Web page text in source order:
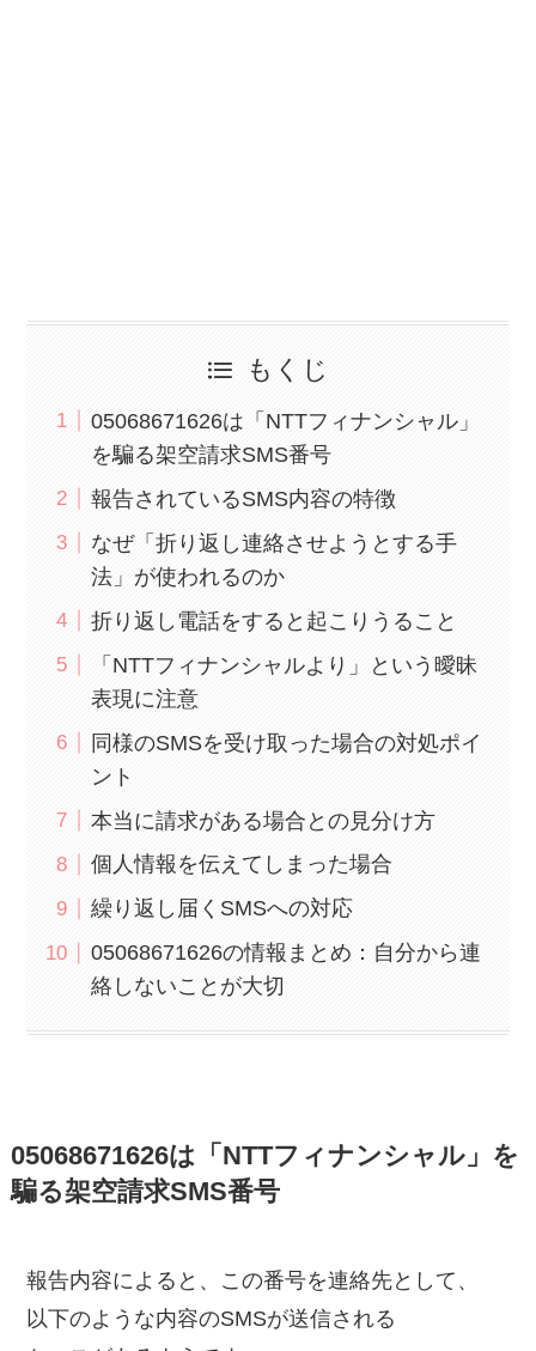
もくじ
05068671626は「NTTフィナンシャル」
を騙る架空請求SMS番号
報告されているSMS内容の特徴
なぜ「折り返し連絡させようとする手
法」が使われるのか
折り返し電話をすると起こりうること
「NTTフィナンシャルより」という曖昧
表現に注意
同様のSMSを受け取った場合の対処ポイ
ント
本当に請求がある場合との見分け方
個人情報を伝えてしまった場合
繰り返し届くSMSへの対応
05068671626の情報まとめ：自分から連
絡しないことが大切
05068671626は「NTTフィナンシャル」を
騙る架空請求SMS番号
報告内容によると、この番号を連絡先として、
以下のような内容のSMSが送信される